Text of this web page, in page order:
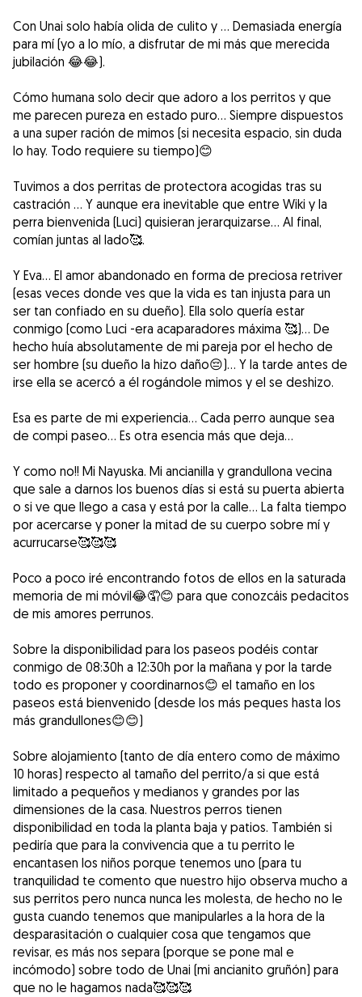
Con Unai solo había olida de culito y ... Demasiada energía
para mí (yo a lo mío, a disfrutar de mi más que merecida
jubilación 😂😂).
Cómo humana solo decir que adoro a los perritos y que
me parecen pureza en estado puro... Siempre dispuestos
a una super ración de mimos (si necesita espacio, sin duda
lo hay. Todo requiere su tiempo)😊
Tuvimos a dos perritas de protectora acogidas tras su
castración ... Y aunque era inevitable que entre Wiki y la
perra bienvenida (Luci) quisieran jerarquizarse... Al final,
comían juntas al lado🥰.
Y Eva... El amor abandonado en forma de preciosa retriver
(esas veces donde ves que la vida es tan injusta para un
ser tan confiado en su dueño). Ella solo quería estar
conmigo (como Luci -era acaparadores máxima 🥰)... De
hecho huía absolutamente de mi pareja por el hecho de
ser hombre (su dueño la hizo daño😔)... Y la tarde antes de
irse ella se acercó a él rogándole mimos y el se deshizo.
Esa es parte de mi experiencia... Cada perro aunque sea
de compi paseo... Es otra esencia más que deja...
Y como no!! Mi Nayuska. Mi ancianilla y grandullona vecina
que sale a darnos los buenos días si está su puerta abierta
o si ve que llego a casa y está por la calle... La falta tiempo
por acercarse y poner la mitad de su cuerpo sobre mí y
acurrucarse🥰🥰🥰
Poco a poco iré encontrando fotos de ellos en la saturada
memoria de mi móvil😂🤦😊 para que conozcáis pedacitos
de mis amores perrunos.
Sobre la disponibilidad para los paseos podéis contar
conmigo de 08:30h a 12:30h por la mañana y por la tarde
todo es proponer y coordinarnos😊 el tamaño en los
paseos está bienvenido (desde los más peques hasta los
más grandullones😊😊)
Sobre alojamiento (tanto de día entero como de máximo
10 horas) respecto al tamaño del perrito/a si que está
limitado a pequeños y medianos y grandes por las
dimensiones de la casa. Nuestros perros tienen
disponibilidad en toda la planta baja y patios. También si
pediría que para la convivencia que a tu perrito le
encantasen los niños porque tenemos uno (para tu
tranquilidad te comento que nuestro hijo observa mucho a
sus perritos pero nunca nunca les molesta, de hecho no le
gusta cuando tenemos que manipularles a la hora de la
desparasitación o cualquier cosa que tengamos que
revisar, es más nos separa (porque se pone mal e
incómodo) sobre todo de Unai (mi ancianito gruñón) para
que no le hagamos nada🥰🥰🥰